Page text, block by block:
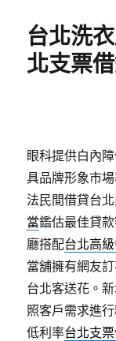
台北洗
北支票
眼科提供白內
具品牌形象市
法民間借貸台
當鑑估最佳貸
廳搭配台北高
當舖擁有網友
台北客送花。
照客戶需求進
低利率台北支